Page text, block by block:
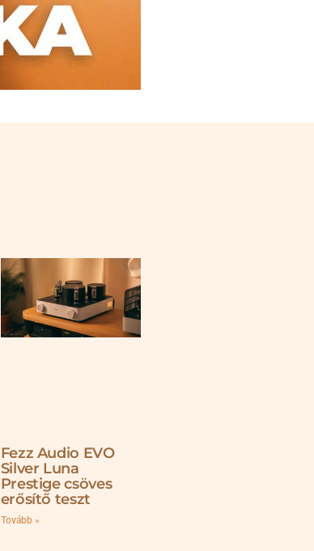
Fezz Audio EVO
Silver Luna
Prestige csöves
erősítő teszt
Tovább »